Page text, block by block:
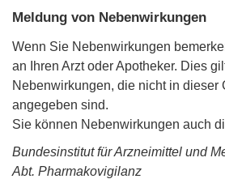
Meldung von Nebenwirkungen
Wenn Sie Nebenwirkungen
an Ihren Arzt oder Apotheker. Dies
Nebenwirkungen, die nicht in dieser
angegeben sind.
Sie können Nebenwirkungen auch
Bundesinstitut für Arzneimittel und
Abt. Pharmakovigilanz